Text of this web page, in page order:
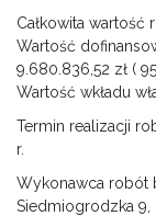
Całkowita wartość
Wartość
9.680.836,52 zł (
Wartość wkładu
Termin realizacji
r.
Wykonawca robót
Siedmiogrodzka 9,